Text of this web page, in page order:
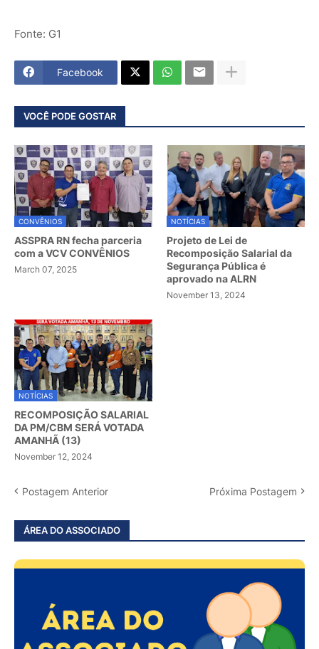
Fonte: G1
Facebook
VOCÊ PODE GOSTAR
CONVÊNIOS
ASSPRA RN fecha parceria
com a VCV CONVÊNIOS
March 07, 2025
NOTÍCIAS
Projeto de Lei de
Recomposição Salarial da
Segurança Pública é
aprovado na ALRN
November 13, 2024
NOTÍCIAS
RECOMPOSIÇÃO SALARIAL
DA PM/CBM SERÁ VOTADA
AMANHÃ (13)
November 12, 2024
Postagem Anterior Próxima Postagem
ÁREA DO ASSOCIADO